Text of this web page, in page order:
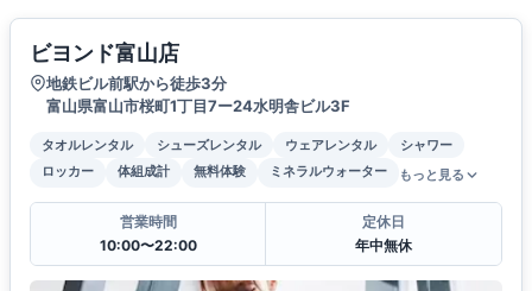
ビヨンド富山店
地鉄ビル前駅から徒歩3分
富山県富山市桜町1丁目7ー24水明舎ビル3F
タオルレンタル シューズレンタル ウェアレンタル
シャワー
ロッカー
体組成計 無料体験 ミネラルウォーター もっと見る
営業時間
10:00〜22:00
定休日
年中無休